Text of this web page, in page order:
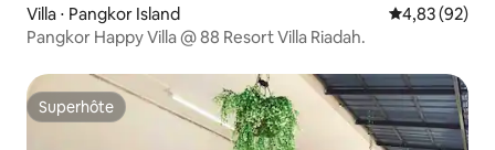
Villa ⋅ Pangkor Island Évaluation
4,83 (92)
Pangkor Happy Villa @ 88 Resort Villa Riadah.
Superhôte
Superhôte